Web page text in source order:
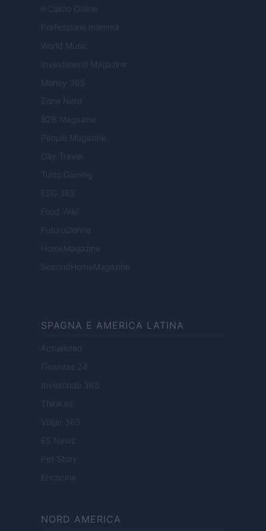
Il Calcio Online
Professione mamma
World Music
Investimenti Magazine
Money 365
Zona Nerd
B2B Magazine
People Magazine
Day Travel
Tutto Gaming
ESG 365
Food Wiki
FuturoDonna
HomeMagazine
SecondHomeMagazine
SPAGNA E AMERICA LATINA
Actualidad
Finanzas 24
Investindo 365
Think.es
Viajar 365
ES Newz
Pet Story
Encocina
NORD AMERICA